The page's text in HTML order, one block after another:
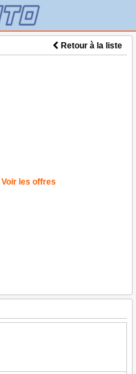
Retour à la liste
Voir les offres